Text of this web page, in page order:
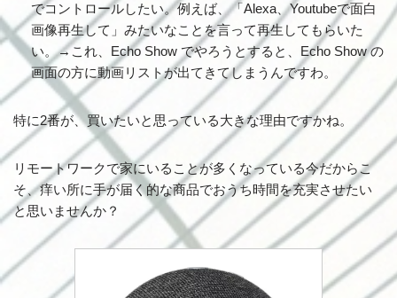
でコントロールしたい。例えば、「Alexa、Youtubeで面白
画像再生して」みたいなことを言って再生してもらいた
い。→これ、Echo Show でやろうとすると、Echo Show の
画面の方に動画リストが出てきてしまうんですわ。
特に2番が、買いたいと思っている大きな理由ですかね。
リモートワークで家にいることが多くなっている今だからこ
そ、痒い所に手が届く的な商品でおうち時間を充実させたい
と思いませんか？